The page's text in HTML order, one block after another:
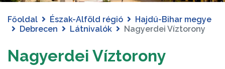
Főoldal Észak-Alföld régió
Hajdú-Bihar megye
Debrecen
Látnivalók Nagyerdei Víztorony
Nagyerdei Víztorony